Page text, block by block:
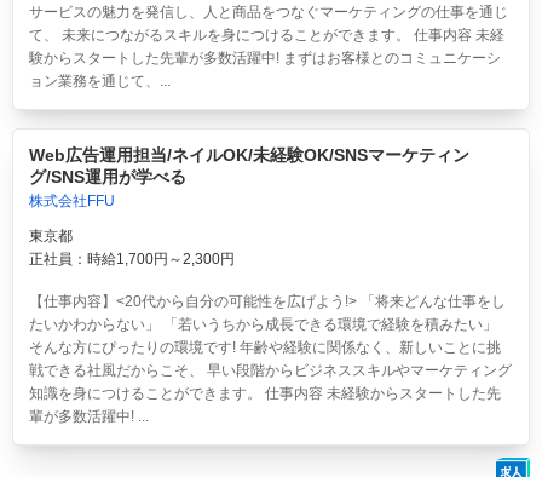
サービスの魅力を発信し、人と商品をつなぐマーケティングの仕事を通じ
て、 未来につながるスキルを身につけることができます。 仕事内容 未経
験からスタートした先輩が多数活躍中! まずはお客様とのコミュニケーシ
ョン業務を通じて、...
Web広告運用担当/ネイルOK/未経験OK/SNSマーケティン
グ/SNS運用が学べる
株式会社FFU
東京都
正社員：時給1,700円～2,300円
【仕事内容】<20代から自分の可能性を広げよう!> 「将来どんな仕事をし
たいかわからない」 「若いうちから成長できる環境で経験を積みたい」
そんな方にぴったりの環境です! 年齢や経験に関係なく、新しいことに挑
戦できる社風だからこそ、 早い段階からビジネススキルやマーケティング
知識を身につけることができます。 仕事内容 未経験からスタートした先
輩が多数活躍中! ...